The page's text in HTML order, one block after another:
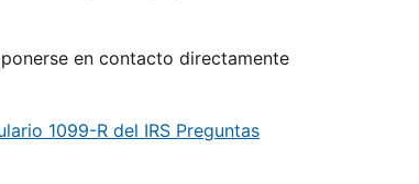
en contacto directamente
1099-R del IRS Preguntas